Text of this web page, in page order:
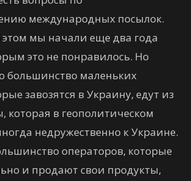
международных посылок.
этом мы начали еще два года
это не понравилось. Но
большинство маленьких
завозятся в Украину, едут из
которая в геополитическом
недружественно к Украине.
операторов, которые
и продают свои продукты,